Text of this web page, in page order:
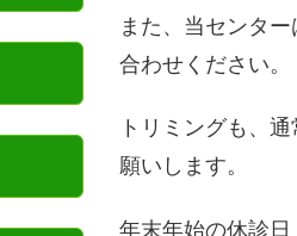
また、当センタ
合わせください。
トリミングも、
願いします。
年末年始の休診日